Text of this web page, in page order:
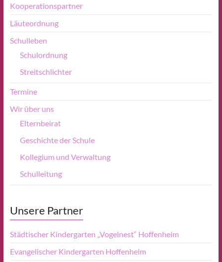
Kooperationspartner
Läuteordnung
Schulleben
Schulordnung
Streitschlichter
Termine
Wir über uns
Elternbeirat
Geschichte der Schule
Kollegium und Verwaltung
Schulleitung
Unsere Partner
Städtischer Kindergarten „Vogelnest“ Hoffenheim
Evangelischer Kindergarten Hoffenheim